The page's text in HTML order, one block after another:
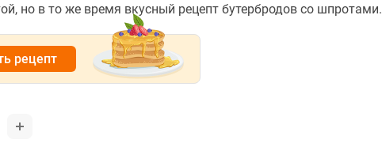
но в то же время вкусный рецепт бутербродов со шпротами.
рецепт